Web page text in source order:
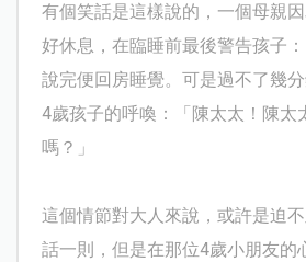
有個笑話是這樣說的，一個母親
好休息，在臨睡前最後警告孩子：
說完便回房睡覺。可是過不了幾
4歲孩子的呼喚：「陳太太！陳太
嗎？」
這個情節對大人來說，或許是迫
話一則，但是在那位4歲小朋友的